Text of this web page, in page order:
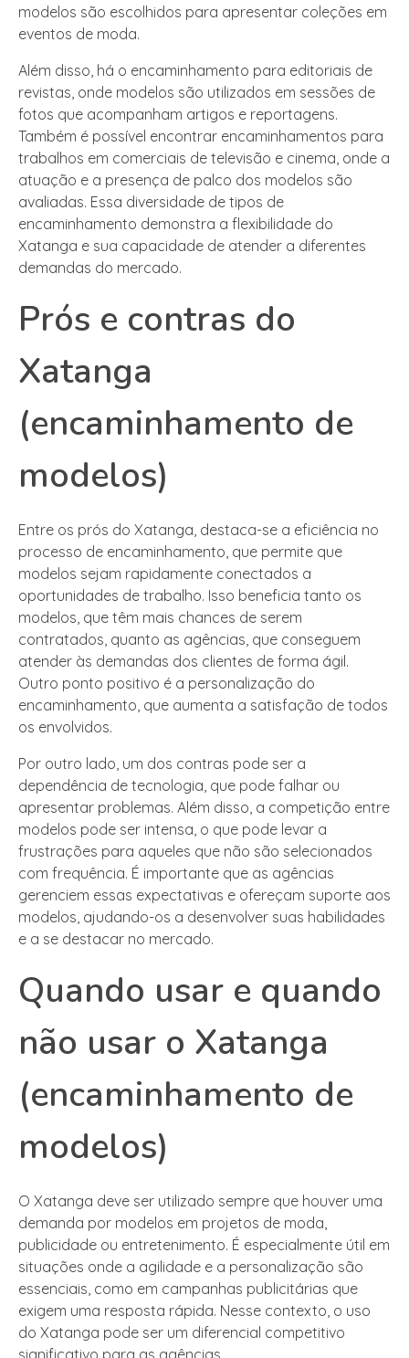
modelos são escolhidos para apresentar coleções em
eventos de moda.
Além disso, há o encaminhamento para editoriais de
revistas, onde modelos são utilizados em sessões de
fotos que acompanham artigos e reportagens.
Também é possível encontrar encaminhamentos para
trabalhos em comerciais de televisão e cinema, onde a
atuação e a presença de palco dos modelos são
avaliadas. Essa diversidade de tipos de
encaminhamento demonstra a flexibilidade do
Xatanga e sua capacidade de atender a diferentes
demandas do mercado.
Prós e contras do
Xatanga
(encaminhamento de
modelos)
Entre os prós do Xatanga, destaca-se a eficiência no
processo de encaminhamento, que permite que
modelos sejam rapidamente conectados a
oportunidades de trabalho. Isso beneficia tanto os
modelos, que têm mais chances de serem
contratados, quanto as agências, que conseguem
atender às demandas dos clientes de forma ágil.
Outro ponto positivo é a personalização do
encaminhamento, que aumenta a satisfação de todos
os envolvidos.
Por outro lado, um dos contras pode ser a
dependência de tecnologia, que pode falhar ou
apresentar problemas. Além disso, a competição entre
modelos pode ser intensa, o que pode levar a
frustrações para aqueles que não são selecionados
com frequência. É importante que as agências
gerenciem essas expectativas e ofereçam suporte aos
modelos, ajudando-os a desenvolver suas habilidades
e a se destacar no mercado.
Quando usar e quando
não usar o Xatanga
(encaminhamento de
modelos)
O Xatanga deve ser utilizado sempre que houver uma
demanda por modelos em projetos de moda,
publicidade ou entretenimento. É especialmente útil em
situações onde a agilidade e a personalização são
essenciais, como em campanhas publicitárias que
exigem uma resposta rápida. Nesse contexto, o uso
do Xatanga pode ser um diferencial competitivo
significativo para as agências.